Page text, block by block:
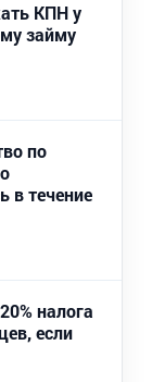
КПН у
займу
по
в течение
налога
если